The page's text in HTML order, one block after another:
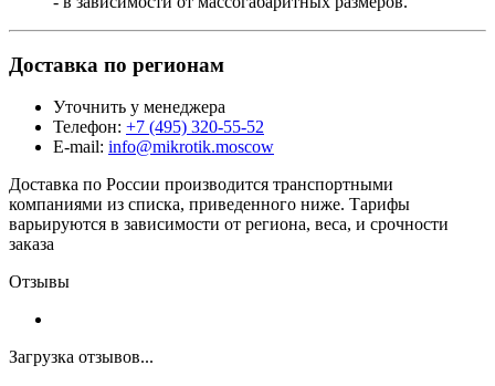
Доставка по регионам
Уточнить у менеджера
Телефон: +7 (495) 320-55-52
E-mail: info@mikrotik.moscow
Доставка по России производится транспортными
компаниями из списка, приведенного ниже. Тарифы
варьируются в зависимости от региона, веса, и срочности
заказа
Отзывы
Загрузка отзывов...